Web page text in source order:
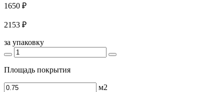
1650 ₽
2153 ₽
за упаковку
Площадь покрытия
м2